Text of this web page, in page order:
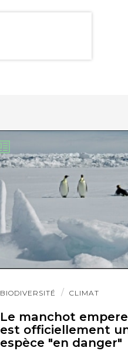
BIODIVERSITÉ CLIMAT
Le manchot
est officiellement
espèce "en danger"
Lire